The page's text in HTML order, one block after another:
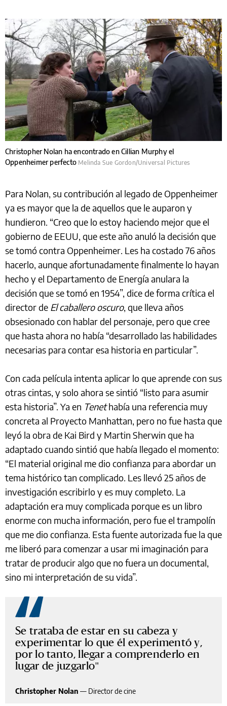
Christopher Nolan ha encontrado en Cillian Murphy el
Oppenheimer perfecto Melinda Sue Gordon/Universal Pictures
Para Nolan, su contribución al legado de Oppenheimer
ya es mayor que la de aquellos que le auparon y
hundieron. “Creo que lo estoy haciendo mejor que el
gobierno de EEUU, que este año anuló la decisión que
se tomó contra Oppenheimer. Les ha costado 76 años
hacerlo, aunque afortunadamente finalmente lo hayan
hecho y el Departamento de Energía anulara la
decisión que se tomó en 1954”, dice de forma crítica el
director de El caballero oscuro, que lleva años
obsesionado con hablar del personaje, pero que cree
que hasta ahora no había “desarrollado las habilidades
necesarias para contar esa historia en particular”.
Con cada película intenta aplicar lo que aprende con sus
otras cintas, y solo ahora se sintió “listo para asumir
esta historia”. Ya en Tenethabía una referencia muy
concreta al Proyecto Manhattan, pero no fue hasta que
leyó la obra de Kai Bird y Martin Sherwin que ha
adaptado cuando sintió que había llegado el momento:
“El material original me dio confianza para abordar un
tema histórico tan complicado. Les llevó 25 años de
investigación escribirlo y es muy completo. La
adaptación era muy complicada porque es un libro
enorme con mucha información, pero fue el trampolín
que me dio confianza. Esta fuente autorizada fue la que
me liberó para comenzar a usar mi imaginación para
tratar de producir algo que no fuera un documental,
sino mi interpretación de su vida”.
Se trataba de estar en su cabeza y
experimentar lo que él experimentó y,
por lo tanto, llegar a comprenderlo en
lugar de juzgarlo
Christopher Nolan — Director de cine